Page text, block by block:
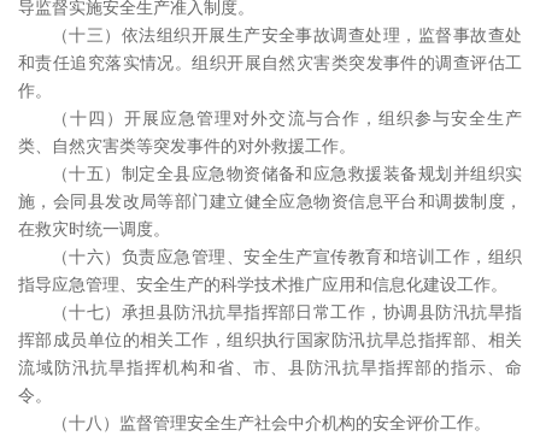
导监督实施安全生产准入制度。
（十三）依法组织开展生产安全事故调查处理，监督事故查处
和责任追究落实情况。组织开展自然灾害类突发事件的调查评估工
作。
（十四）开展应急管理对外交流与合作，组织参与安全生产
类、自然灾害类等突发事件的对外救援工作。
（十五）制定全县应急物资储备和应急救援装备规划并组织实
施，会同县发改局等部门建立健全应急物资信息平台和调拨制度，
在救灾时统一调度。
（十六）负责应急管理、安全生产宣传教育和培训工作，组织
指导应急管理、安全生产的科学技术推广应用和信息化建设工作。
（十七）承担县防汛抗旱指挥部日常工作，协调县防汛抗旱指
挥部成员单位的相关工作，组织执行国家防汛抗旱总指挥部、相关
流域防汛抗旱指挥机构和省、市、县防汛抗旱指挥部的指示、命
令。
（十八）监督管理安全生产社会中介机构的安全评价工作。